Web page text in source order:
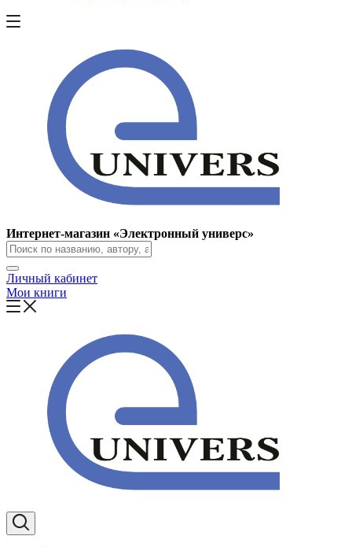
Интернет-магазин «Электронный универс»
Личный кабинет
Мои книги